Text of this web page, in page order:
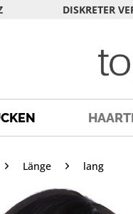
DISKRETER
Länge lang